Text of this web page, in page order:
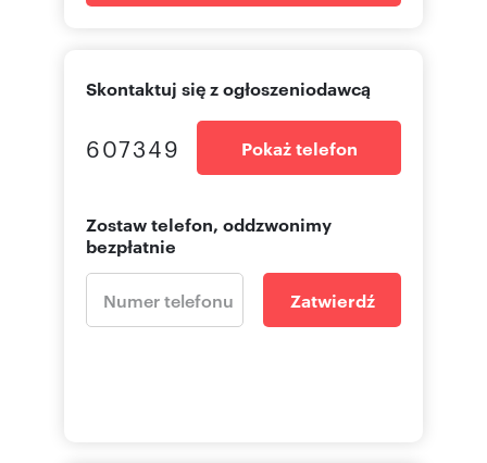
Skontaktuj się z ogłoszeniodawcą
607349 Pokaż telefon
Zostaw telefon, oddzwonimy
bezpłatnie
Zatwierdź